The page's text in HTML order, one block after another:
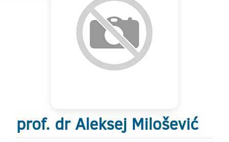
prof. dr Aleksej Milošević